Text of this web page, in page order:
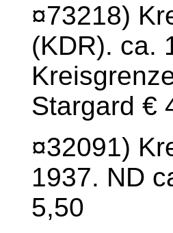
¤73218)
(KDR). ca.
Stargard €
¤32091)
1937. ND
5,50